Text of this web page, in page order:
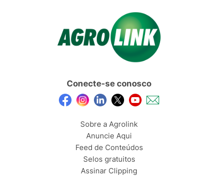
Conecte-se conosco
Sobre a Agrolink
Anuncie Aqui
Feed de Conteúdos
Selos gratuitos
Assinar Clipping